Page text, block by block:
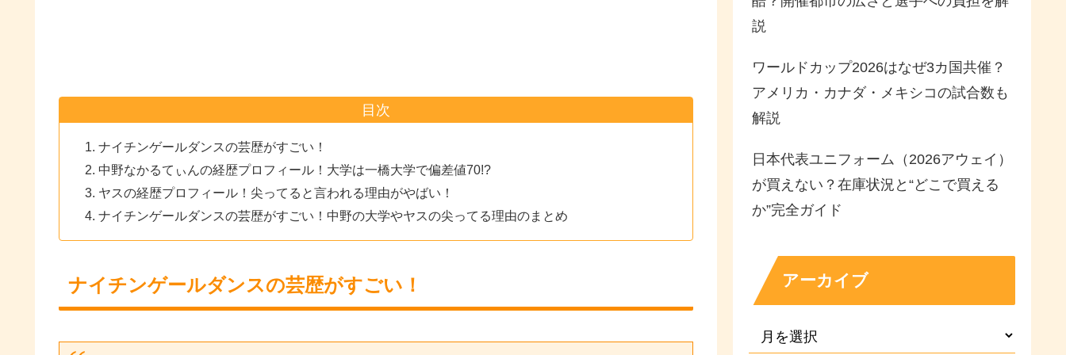
目次
ナイチンゲールダンスの芸歴がすごい！
中野なかるてぃんの経歴プロフィール！大学は一橋大学で偏差値70!?
ヤスの経歴プロフィール！尖ってると言われる理由がやばい！
ナイチンゲールダンスの芸歴がすごい！中野の大学やヤスの尖ってる理由のまとめ
ナイチンゲールダンスの芸歴がすごい！
説
ワールドカップ2026はなぜ3カ国共催？
アメリカ・カナダ・メキシコの試合数も
解説
日本代表ユニフォーム（2026アウェイ）
が買えない？在庫状況と“どこで買える
か”完全ガイド
アーカイブ